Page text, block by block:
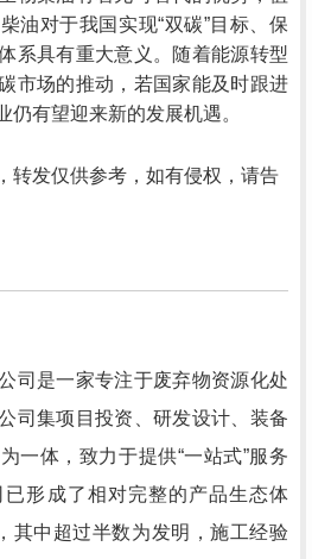
油对于我国实现“双碳”目标、保
系具有重大意义。随着能源转型
市场的推动，若国家能及时跟进
仍有望迎来新的发展机遇。
转发仅供参考，如有侵权，请告
司是一家专注于废弃物资源化处
司集项目投资、研发设计、装备
一体，致力于提供“一站式”服务
形成了相对完整的产品生态体
其中超过半数为发明，施工经验